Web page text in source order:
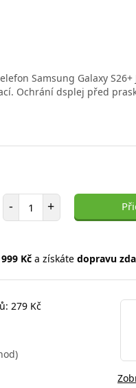
Samsung Galaxy
Ochrání dsplej před
- Počet položek
+
999 Kča získáte dopravu
279 Kč